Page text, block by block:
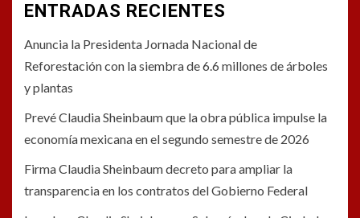
ENTRADAS RECIENTES
Anuncia la Presidenta Jornada Nacional de
Reforestación con la siembra de 6.6 millones de árboles
y plantas
Prevé Claudia Sheinbaum que la obra pública impulse la
economía mexicana en el segundo semestre de 2026
Firma Claudia Sheinbaum decreto para ampliar la
transparencia en los contratos del Gobierno Federal